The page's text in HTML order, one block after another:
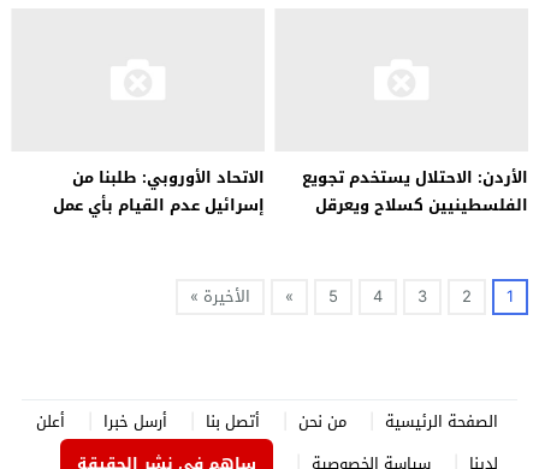
الأردن: الاحتلال يستخدم تجويع
الفلسطينيين كسلاح ويعرقل
الاتحاد الأوروبي: طلبنا من
إسرائيل عدم القيام بأي عمل
1
2
3
4
5
» الأخيرة »
الصفحة الرئيسية من نحن أتصل بنا أرسل خبرا
أعلن